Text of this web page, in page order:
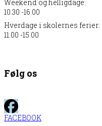
Weekend og helligdage:
10.30 -16.00
Hverdage i skolernes ferier:
11.00 -15.00
Følg os
FACEBOOK